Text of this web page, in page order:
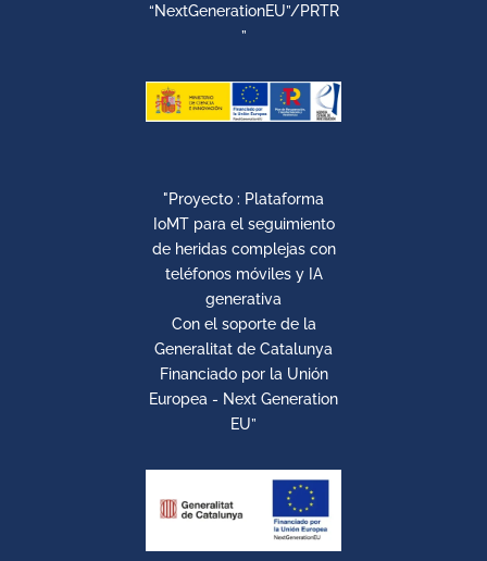
“NextGenerationEU”/PRTR
”
"Proyecto : Plataforma
IoMT para el seguimiento
de heridas complejas con
teléfonos móviles y IA
generativa
Con el soporte de la
Generalitat de Catalunya
Financiado por la Unión
Europea - Next Generation
EU”